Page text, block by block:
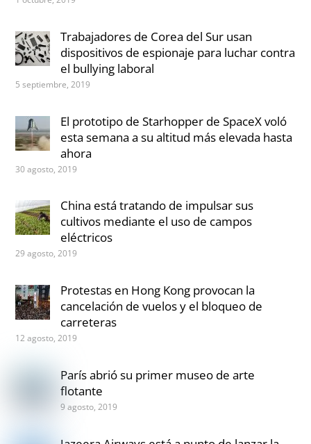
Trabajadores de Corea del Sur usan
dispositivos de espionaje para luchar contra
el bullying laboral
5 septiembre, 2019
El prototipo de Starhopper de SpaceX voló
esta semana a su altitud más elevada hasta
ahora
30 agosto, 2019
China está tratando de impulsar sus
cultivos mediante el uso de campos
eléctricos
29 agosto, 2019
Protestas en Hong Kong provocan la
cancelación de vuelos y el bloqueo de
carreteras
12 agosto, 2019
París abrió su primer museo de arte
flotante
9 agosto, 2019